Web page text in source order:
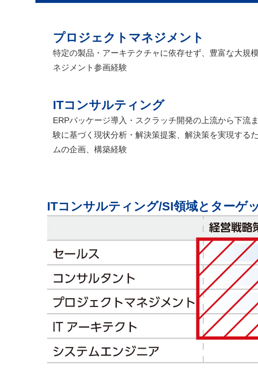
プロジェクトマネジメント
特定の製品・アーキテクチャに依存せず、豊富な大規
ネジメント参画経験
ITコンサルティング
ERPパッケージ導入・スクラッチ開発の上流から下流
験に基づく現状分析・解決策提案、解決策を実現する
ムの企画、構築経験
ITコンサルティング/SI領域とターゲ